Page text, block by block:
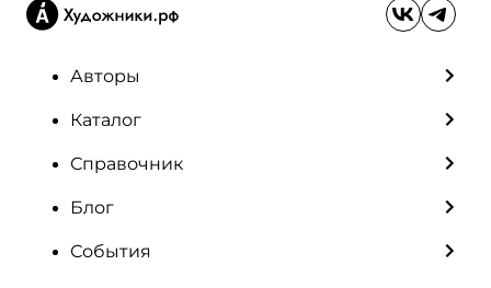
Авторы
Каталог
Справочник
Блог
События